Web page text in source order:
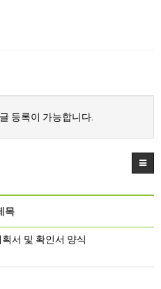
등록이 가능합니다.
목
서 및 확인서 양식